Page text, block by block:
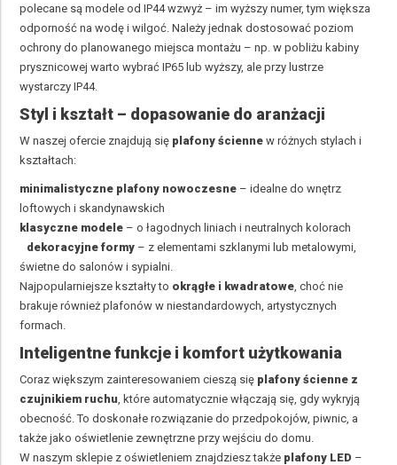
polecane są modele od IP44 wzwyż – im wyższy numer, tym większa
odporność na wodę i wilgoć. Należy jednak dostosować poziom
ochrony do planowanego miejsca montażu – np. w pobliżu kabiny
prysznicowej warto wybrać IP65 lub wyższy, ale przy lustrze
wystarczy IP44.
Styl i kształt – dopasowanie do aranżacji
W naszej ofercie znajdują się plafony ścienne w różnych stylach i
kształtach:
minimalistyczne plafony nowoczesne – idealne do wnętrz
loftowych i skandynawskich
klasyczne modele – o łagodnych liniach i neutralnych kolorach
dekoracyjne formy – z elementami szklanymi lub metalowymi,
świetne do salonów i sypialni.
Najpopularniejsze kształty to okrągłe i kwadratowe , choć nie
brakuje również plafonów w niestandardowych, artystycznych
formach.
Inteligentne funkcje i komfort użytkowania
Coraz większym zainteresowaniem cieszą się plafony ścienne z
czujnikiem ruchu , które automatycznie włączają się, gdy wykryją
obecność. To doskonałe rozwiązanie do przedpokojów, piwnic, a
także jako oświetlenie zewnętrzne przy wejściu do domu.
W naszym sklepie z oświetleniem znajdziesz także plafony LED –